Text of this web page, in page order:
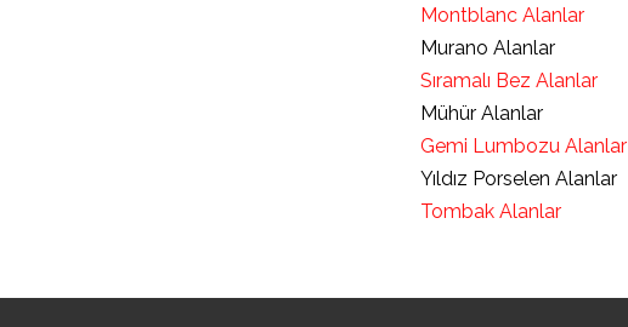
Montblanc Alanlar
Murano Alanlar
Sıramalı Bez Alanlar
Mühür Alanlar
Gemi Lumbozu Alanlar
Yıldız Porselen Alanlar
Tombak Alanlar